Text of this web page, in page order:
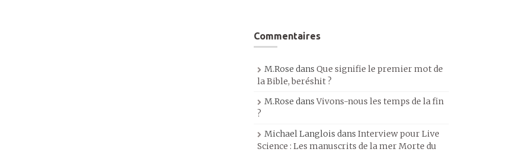
Commentaires
M.Rose dans Que signifie le premier mot de
la Bible, beréshit ?
M.Rose dansVivons-nous les temps de la fin
?
Michael Langlois dans Interview pour Live
Science : Les manuscrits de la mer Morte du